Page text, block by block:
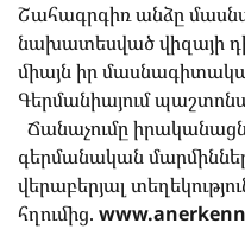
Շահագրգիռ անձը
նախատեսված վիզայի
միայն իր
Գերմանիայում
Ճանաչումը
գերմանական
վերաբերյալ
հղումից.